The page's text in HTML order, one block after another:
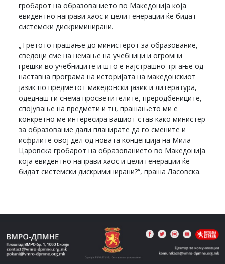
гробарот на образованието во Македонија која
евидентно направи хаос и цели генерации ќе бидат
системски дискриминирани.
„Третото прашање до министерот за образование,
сведоци сме на немање на учебници и огромни
грешки во учебниците и што е најстрашно тргање од
наставна програма на историјата на македонскиот
јазик по предметот македонски јазик и литература,
одеднаш ги снема просветителите, преродбениците,
спојување на предмети и тн, прашањето ми е
конкретно ме интересира вашиот став како министер
за образование дали планирате да го смените и
исфрлите овој дел од новата концепција на Мила
Царовска гробарот на образованието во Македонија
која евидентно направи хаос и цели генерации ќе
бидат системски дискриминирани?“, праша Ласовска.